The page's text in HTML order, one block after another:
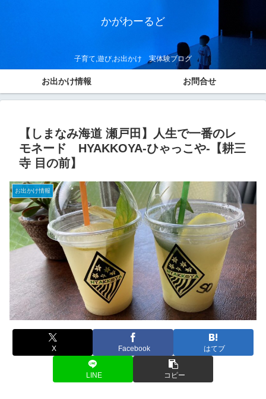
かがわーるど
子育て,遊び,お出かけ 実体験ブログ
お出かけ情報 お問合せ
【しまなみ海道 瀬戸田】人生で一番のレ
モネード HYAKKOYA‐ひゃっこや‐【耕三
寺 目の前】
お出かけ情報
X Facebook はてブ
LINE コピー